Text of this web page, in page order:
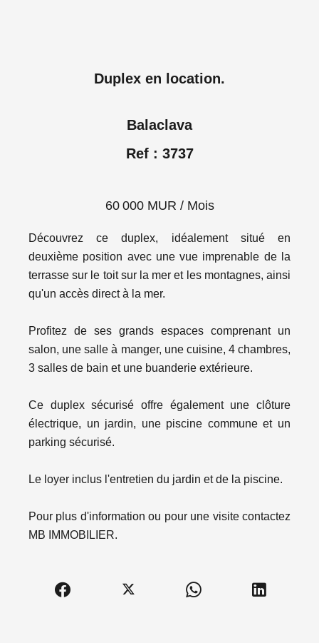
Duplex en location.
Balaclava
Ref : 3737
60 000 MUR / Mois
Découvrez ce duplex, idéalement situé en
deuxième position avec une vue imprenable de la
terrasse sur le toit sur la mer et les montagnes, ainsi
qu'un accès direct à la mer.
Profitez de ses grands espaces comprenant un
salon, une salle à manger, une cuisine, 4 chambres,
3 salles de bain et une buanderie extérieure.
Ce duplex sécurisé offre également une clôture
électrique, un jardin, une piscine commune et un
parking sécurisé.
Le loyer inclus l'entretien du jardin et de la piscine.
Pour plus d'information ou pour une visite contactez
MB IMMOBILIER.